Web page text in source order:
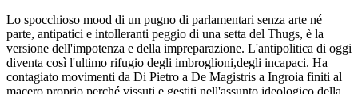
Lo spocchioso mood di un pugno di parlamentari senza arte né
parte, antipatici e intolleranti peggio di una setta del Thugs, è la
versione dell'impotenza e della impreparazione. L'antipolitica di oggi
diventa così l'ultimo rifugio degli imbroglioni,degli incapaci. Ha
contagiato movimenti da Di Pietro a De Magistris a Ingroia finiti al
macero proprio perché vissuti e gestiti nell'assunto ideologico della